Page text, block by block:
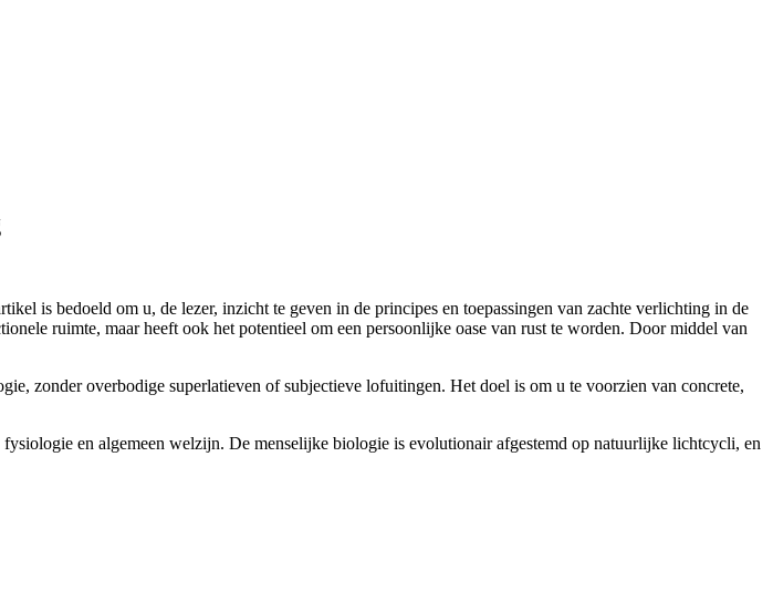
is bedoeld om u, de lezer, inzicht te geven in de principes en toepassingen van zachte verlichting in de
ruimte, maar heeft ook het potentieel om een persoonlijke oase van rust te worden. Door middel van
zonder overbodige superlatieven of subjectieve lofuitingen. Het doel is om u te voorzien van concrete,
en algemeen welzijn. De menselijke biologie is evolutionair afgestemd op natuurlijke lichtcycli, en